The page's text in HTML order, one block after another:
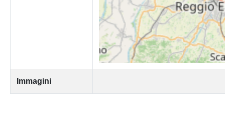
Immagini